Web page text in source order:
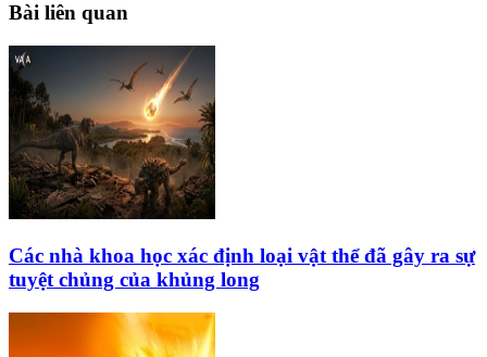
Bài liên quan
Các nhà khoa học xác định loại vật thể đã gây ra sự
tuyệt chủng của khủng long